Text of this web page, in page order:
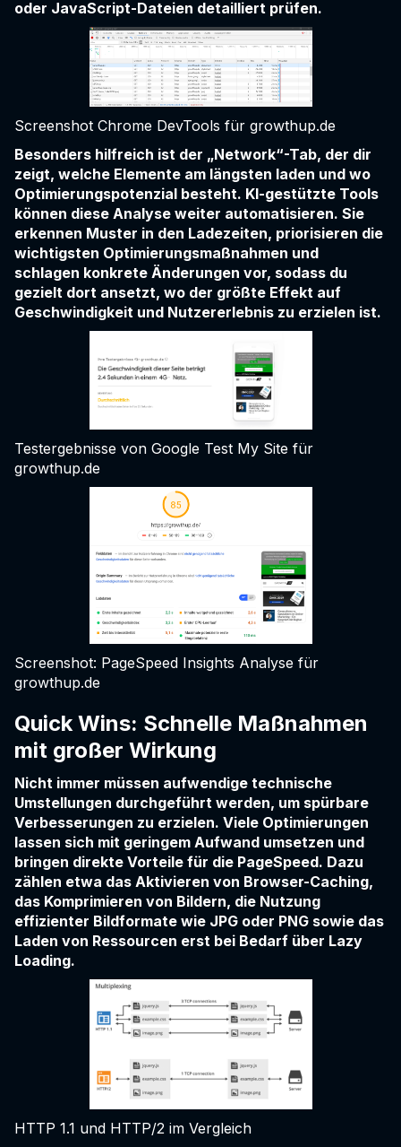
oder JavaScript-Dateien detailliert prüfen.
Screenshot Chrome DevTools für growthup.de
Besonders hilfreich ist der „Network“-Tab, der dir
zeigt, welche Elemente am längsten laden und wo
Optimierungspotenzial besteht. KI-gestützte Tools
können diese Analyse weiter automatisieren. Sie
erkennen Muster in den Ladezeiten, priorisieren die
wichtigsten Optimierungsmaßnahmen und
schlagen konkrete Änderungen vor, sodass du
gezielt dort ansetzt, wo der größte Effekt auf
Geschwindigkeit und Nutzererlebnis zu erzielen ist.
Testergebnisse von Google Test My Site für
growthup.de
Screenshot: PageSpeed Insights Analyse für
growthup.de
Quick Wins: Schnelle Maßnahmen
mit großer Wirkung
Nicht immer müssen aufwendige technische
Umstellungen durchgeführt werden, um spürbare
Verbesserungen zu erzielen. Viele Optimierungen
lassen sich mit geringem Aufwand umsetzen und
bringen direkte Vorteile für die PageSpeed. Dazu
zählen etwa das Aktivieren von Browser-Caching,
das Komprimieren von Bildern, die Nutzung
effizienter Bildformate wie JPG oder PNG sowie das
Laden von Ressourcen erst bei Bedarf über Lazy
Loading.
HTTP 1.1 und HTTP/2 im Vergleich